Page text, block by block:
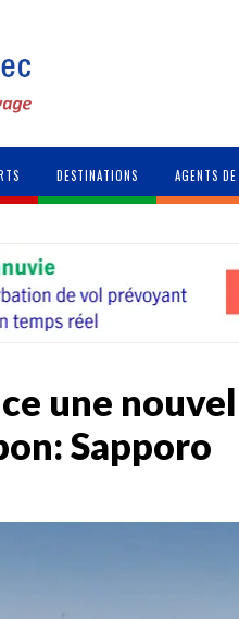
DESTINATIONS AGENTS
une
Sapporo